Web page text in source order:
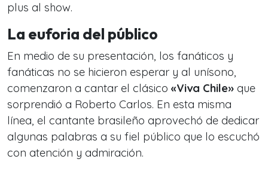
plus al show.
La euforia del público
En medio de su presentación, los fanáticos y
fanáticas no se hicieron esperar y al unísono,
comenzaron a cantar el clásico «Viva Chile» que
sorprendió a Roberto Carlos. En esta misma
línea, el cantante brasileño aprovechó de dedicar
algunas palabras a su fiel público que lo escuchó
con atención y admiración.